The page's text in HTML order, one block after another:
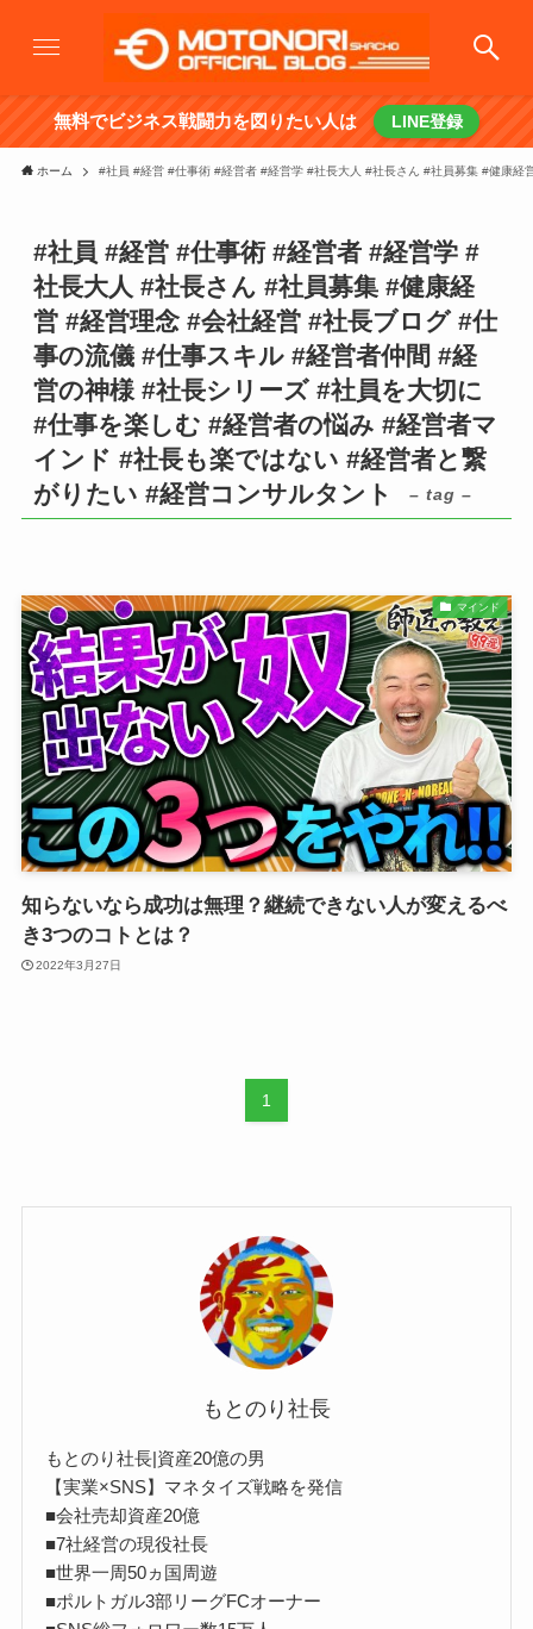
無料でビジネス戦闘力を図りたい人は LINE登録
ホーム #社員 #経営 #仕事術 #経営者 #経営学 #社長大人 #社長さん #社員募集 #健康
#社員 #経営 #仕事術 #経営者 #経営学 #
社長大人 #社長さん #社員募集 #健康経
営 #経営理念 #会社経営 #社長ブログ #仕
事の流儀 #仕事スキル #経営者仲間 #経
営の神様 #社長シリーズ #社員を大切に
#仕事を楽しむ #経営者の悩み #経営者マ
インド #社長も楽ではない #経営者と繋
がりたい #経営コンサルタント
– tag –
マインド
知らないなら成功は無理？継続できない人が変えるべ
き3つのコトとは？
2022年3月27日
1
もとのり社長
もとのり社長|資産20億の男
【実業×SNS】マネタイズ戦略を発信
■会社売却資産20億
■7社経営の現役社長
■世界一周50ヵ国周遊
■ポルトガル3部リーグFCオーナー